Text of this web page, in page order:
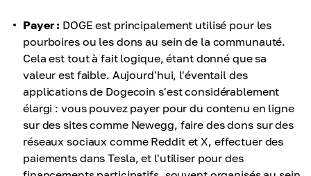
Payer : DOGE est principalement utilisé pour les
pourboires ou les dons au sein de la communauté.
Cela est tout à fait logique, étant donné que sa
valeur est faible. Aujourd'hui, l'éventail des
applications de Dogecoin s'est considérablement
élargi : vous pouvez payer pour du contenu en ligne
sur des sites comme Newegg, faire des dons sur des
réseaux sociaux comme Reddit et X, effectuer des
paiements dans Tesla, et l'utiliser pour des